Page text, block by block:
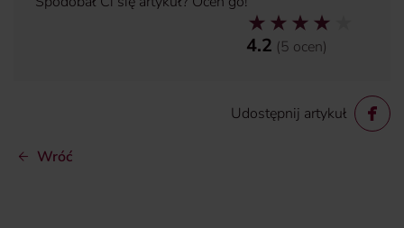
4.2 (5 ocen)
Udostępnij artykuł
Wróć